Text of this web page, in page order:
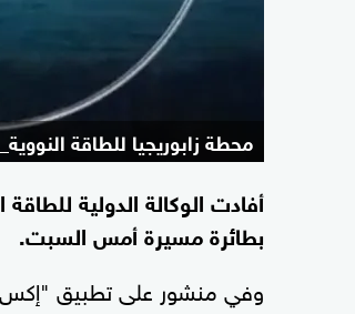
محطة زابوريجيا للطاقة
أفادت الوكالة الدولية
بطائرة مسيرة أمس السبت.
وفي منشور على تطبيق